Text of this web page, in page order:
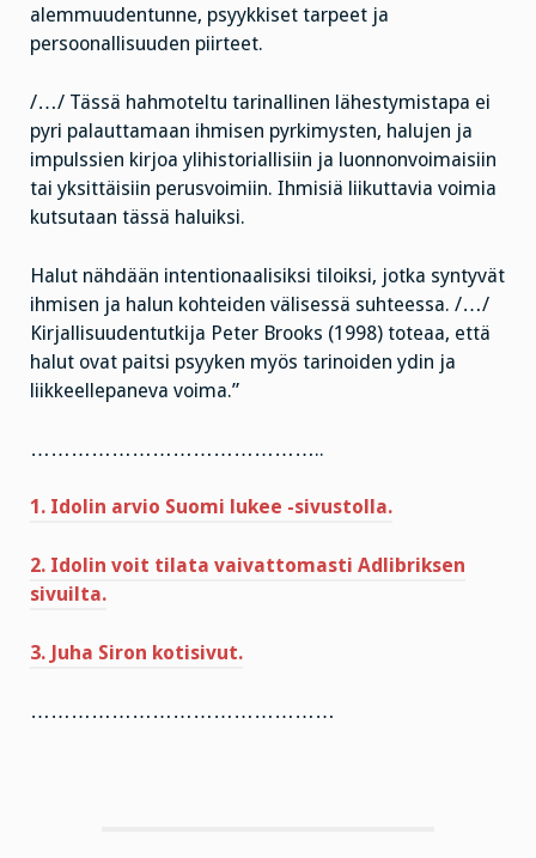
alemmuudentunne, psyykkiset tarpeet ja
persoonallisuuden piirteet.
/…/ Tässä hahmoteltu tarinallinen lähestymistapa ei
pyri palauttamaan ihmisen pyrkimysten, halujen ja
impulssien kirjoa ylihistoriallisiin ja luonnonvoimaisiin
tai yksittäisiin perusvoimiin. Ihmisiä liikuttavia voimia
kutsutaan tässä haluiksi.
Halut nähdään intentionaalisiksi tiloiksi, jotka syntyvät
ihmisen ja halun kohteiden välisessä suhteessa. /…/
Kirjallisuudentutkija Peter Brooks (1998) toteaa, että
halut ovat paitsi psyyken myös tarinoiden ydin ja
liikkeellepaneva voima.”
……………………………………..
1. Idolin arvio Suomi lukee -sivustolla.
2. Idolin voit tilata vaivattomasti Adlibriksen
sivuilta.
3. Juha Siron kotisivut.
………………………………………